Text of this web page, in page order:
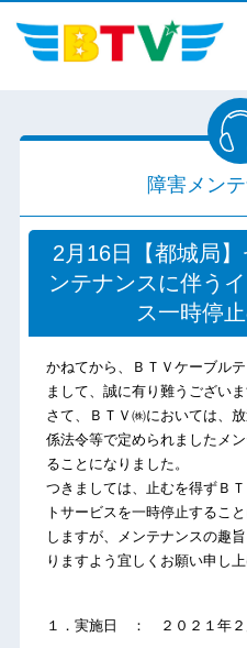
障害メン
2月16日【都城局
ンテナンスに伴う
ス一時停
かねてから、ＢＴＶケーブル
まして、誠に有り難うございま
さて、ＢＴＶ㈱においては、
係法令等で定められましたメ
ることになりました。
つきましては、止むを得ずＢ
トサービスを一時停止するこ
しますが、メンテナンスの趣
りますよう宜しくお願い申し上
１．実施日 ： ２０２１年２